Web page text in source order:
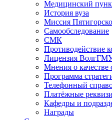
Медицинский
История вуза
Миссия
Самообследование
СМК
Противодействие
Лицензия
Мнения о качестве
Программа
Телефонный
Платёжные
Кафедры и
Награды